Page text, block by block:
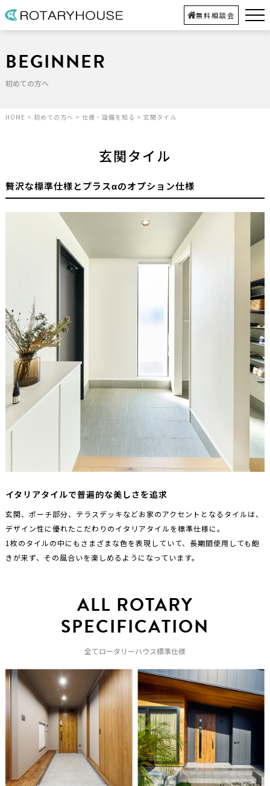
無料相談会
BEGINNER
初めての方へ
HOME > 初めての方へ > 仕様・設備を知る > 玄関タイル
玄関タイル
贅沢な標準仕様とプラスαのオプション仕様
イタリアタイルで普遍的な美しさを追求
玄関、ポーチ部分、テラスデッキなどお家のアクセントとなるタイルは、
デザイン性に優れたこだわりのイタリアタイルを標準仕様に。
1枚のタイルの中にもさまざまな色を表現していて、長期間使用しても飽
きが来ず、その風合いを楽しめるようになっています。
ALL ROTARY
SPECIFICATION
全てロータリーハウス標準仕様